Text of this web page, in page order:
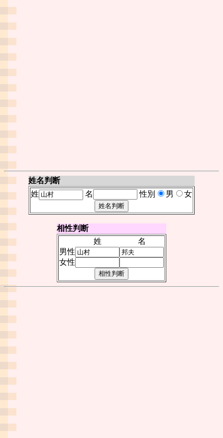
姓名判断
姓
名 性別 男 女
相性判断
姓
名
男性
女性